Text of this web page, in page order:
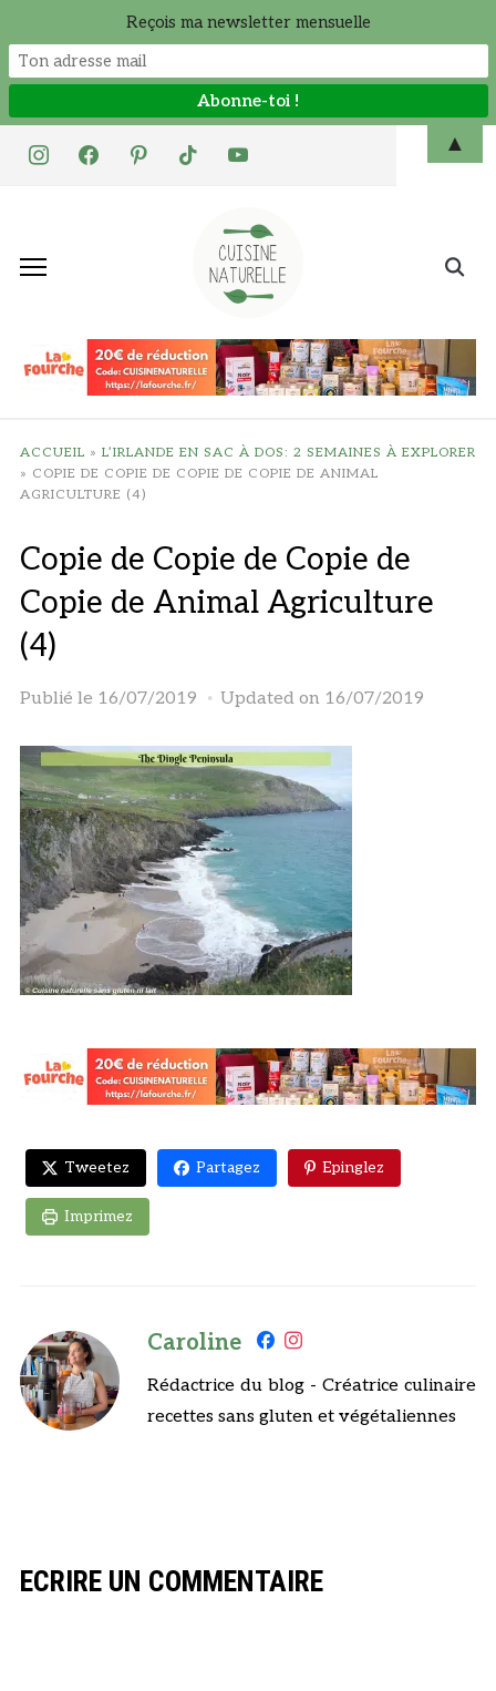
instagramfacebookpinteresttiktok youtube
Search
ACCUEIL » L’IRLANDE EN SAC À DOS: 2 SEMAINES À EXPLORER
» COPIE DE COPIE DE COPIE DE COPIE DE ANIMAL
AGRICULTURE (4)
Copie de Copie de Copie de
Copie de Animal Agriculture
(4)
Publié le 16/07/2019 Updated on 16/07/2019
Tweetez Partagez Epinglez
Imprimez
Caroline
Rédactrice du blog - Créatrice culinaire
recettes sans gluten et végétaliennes
ECRIRE UN COMMENTAIRE
Reçois ma newsletter mensuelle
▲